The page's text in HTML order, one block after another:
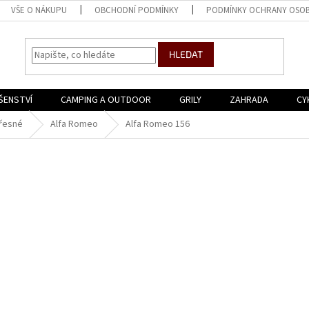
VŠE O NÁKUPU OBCHODNÍ PODMÍNKY PODMÍNKY OCHRANY
HLEDAT
CAMPING A OUTDOOR GRILY ZAHRADA
Alfa Romeo Alfa Romeo 156